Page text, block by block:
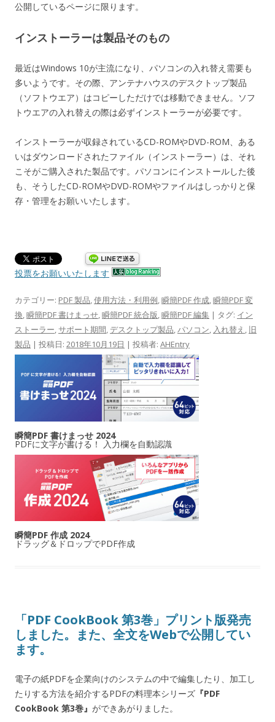
公開しているページに限ります。
インストーラーは製品そのもの
最近はWindows 10が主流になり、パソコンの入れ替え需要も
多いようです。その際、アンテナハウスのデスクトップ製品
（ソフトウエア）はコピーしただけでは移動できません。ソフ
トウエアの入れ替えの際は必ずインストーラーが必要です。
インストーラーが収録されているCD-ROMやDVD-ROM、ある
いはダウンロードされたファイル（インストーラー）は、それ
こそがご購入された製品です。パソコンにインストールした後
も、そうしたCD-ROMやDVD-ROMやファイルはしっかりと保
存・管理をお願いいたします。
投票をお願いいたします
カテゴリー: PDF 製品,使用方法・利用例,瞬簡PDF 作成,瞬簡PDF 変
換,瞬簡PDF 書けまっせ,瞬簡PDF 統合版,瞬簡PDF 編集 | タグ: イン
ストーラー,サポート期間, デスクトップ製品,パソコン, 入れ替え , 旧
製品 | 投稿日: 2018年10月19日 | 投稿者: AHEntry
瞬簡PDF 書けまっせ 2024
PDFに文字が書ける！ 入力欄を自動認識
瞬簡PDF 作成 2024
ドラッグ＆ドロップでPDF作成
「PDF CookBook 第3巻」プリント版発売
しました。また、全文をWebで公開してい
ます。
電子の紙PDFを企業向けのシステムの中で編集したり、加工し
たりする方法を紹介するPDFの料理本シリーズ 『PDF
CookBook 第3巻』 ができあがりました。